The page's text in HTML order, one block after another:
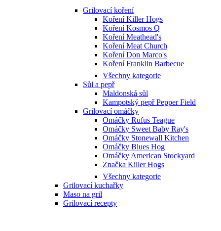
Grilovací koření
Koření Killer Hogs
Koření Kosmos Q
Koření Meathead's
Koření Meat Church
Koření Don Marco's
Koření Franklin Barbecue
Všechny kategorie
Sůl a pepř
Maldonská sůl
Kampotský pepř Pepper Field
Grilovací omáčky
Omáčky Rufus Teague
Omáčky Sweet Baby Ray's
Omáčky Stonewall Kitchen
Omáčky Blues Hog
Omáčky American Stockyard
Značka Killer Hogs
Všechny kategorie
Grilovací kuchařky
Maso na gril
Grilovací recepty